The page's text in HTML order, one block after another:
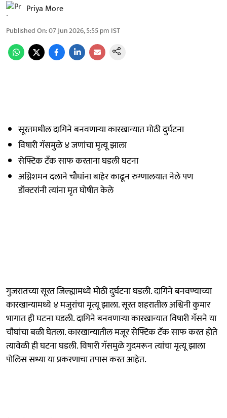
Priya More
Published On:07 Jun 2026, 5:55 pm IST
सूरतमधील दागिने बनवणाऱ्या कारखान्यात मोठी दुर्घटना
विषारी गॅसमुळे ४ जणांचा मृत्यू झाला
सेफ्टिक टँक साफ करताना घडली घटना
अग्निशमन दलाने चौघांना बाहेर काढून रुग्णालयात नेले पण
डॉक्टरांनी त्यांना मृत घोषीत केले
गुजरातच्या सूरत जिल्ह्यामध्ये मोठी दुर्घटना घडली. दागिने बनवण्याच्या
कारखान्यामध्ये ४ मजुरांचा मृत्यू झाला. सूरत शहरातील अश्विनी कुमार
भागात ही घटना घडली. दागिने बनवणाऱ्या कारखान्यात विषारी गॅसने या
चौघांचा बळी घेतला. कारखान्यातील मजूर सेफ्टिक टँक साफ करत होते
त्यावेळी ही घटना घडली. विषारी गॅसमुळे गुदमरून त्यांचा मृत्यू झाला
पोलिस सध्या या प्रकरणाचा तपास करत आहेत.